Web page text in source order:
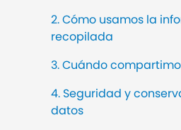
2. Cómo usamos la
recopilada
3. Cuándo
4. Seguridad y
datos